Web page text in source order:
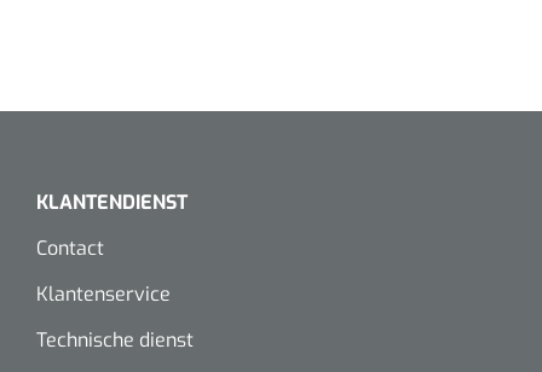
KLANTENDIENST
Contact
Klantenservice
Technische dienst